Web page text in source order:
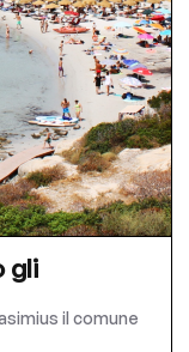
gli
il comune